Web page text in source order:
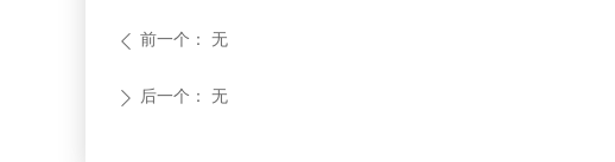
ꄴ 前一个： 无
ꄲ 后一个： 无